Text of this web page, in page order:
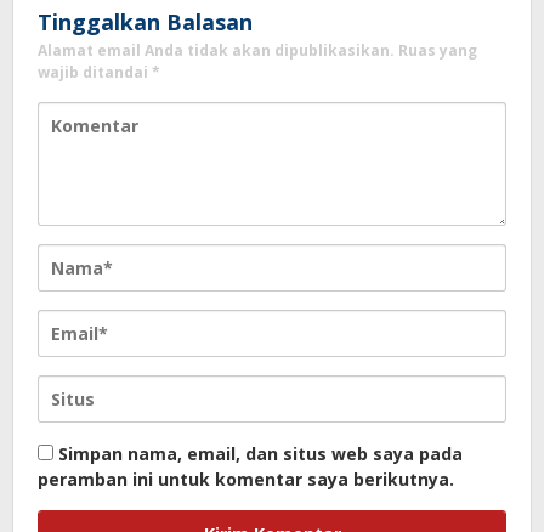
Tinggalkan Balasan
Alamat email Anda tidak akan dipublikasikan. Ruas yang
wajib ditandai *
Simpan nama, email, dan situs web saya pada
peramban ini untuk komentar saya berikutnya.